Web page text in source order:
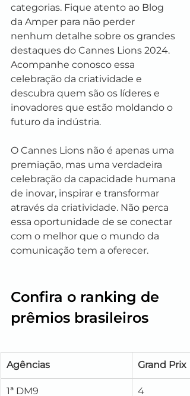
categorias. Fique atento ao Blog
da Amper para não perder
nenhum detalhe sobre os grandes
destaques do Cannes Lions 2024.
Acompanhe conosco essa
celebração da criatividade e
descubra quem são os líderes e
inovadores que estão moldando o
futuro da indústria.
O Cannes Lions não é apenas uma
premiação, mas uma verdadeira
celebração da capacidade humana
de inovar, inspirar e transformar
através da criatividade. Não perca
essa oportunidade de se conectar
com o melhor que o mundo da
comunicação tem a oferecer.
Confira o ranking de
prêmios brasileiros
Agências Grand Prix
1ª DM9 4